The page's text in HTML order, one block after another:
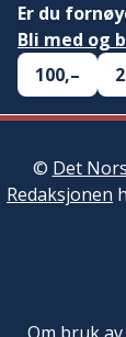
Er du
Bli med og
100,–
© Det
Redaksjonen